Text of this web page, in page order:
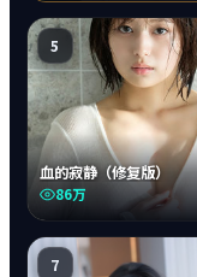
5
血的寂静（修复版）
86万
7